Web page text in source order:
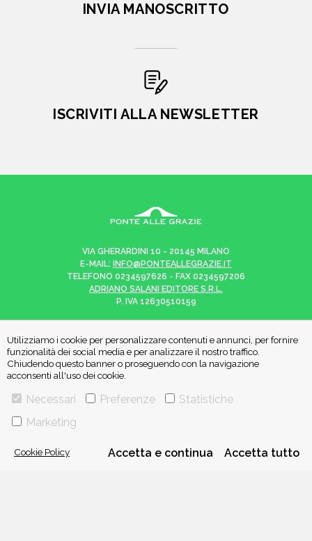
Utilizziamo i cookie per personalizzare contenuti e annunci, per fornire
funzionalità dei social media e per analizzare il nostro traffico.
Chiudendo questo banner o proseguendo con la navigazione
acconsenti all'uso dei cookie.
Necessari Preferenze
Statistiche
Marketing
Cookie Policy Accetta e continua Accetta tutto
INVIA MANOSCRITTO
ISCRIVITI ALLA NEWSLETTER
VIA GHERARDINI 10 - 20145 MILANO
E-MAIL:
INFO@PONTEALLEGRAZIE.IT
TELEFONO 0234597626 - FAX 0234597206
ADRIANO SALANI EDITORE S.R.L.
P. IVA 12630510159
CHI SIAMO CONTATTI
PRIVACY POLICY COOKIE POLICY
Una casa editrice delGruppo editoriale Mauri Spagnol